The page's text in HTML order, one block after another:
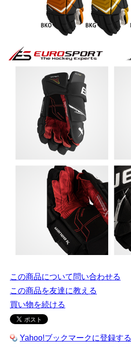
この商品について問い合わせる
この商品を友達に教える
買い物を続ける
Yahoo!ブックマークに登録する